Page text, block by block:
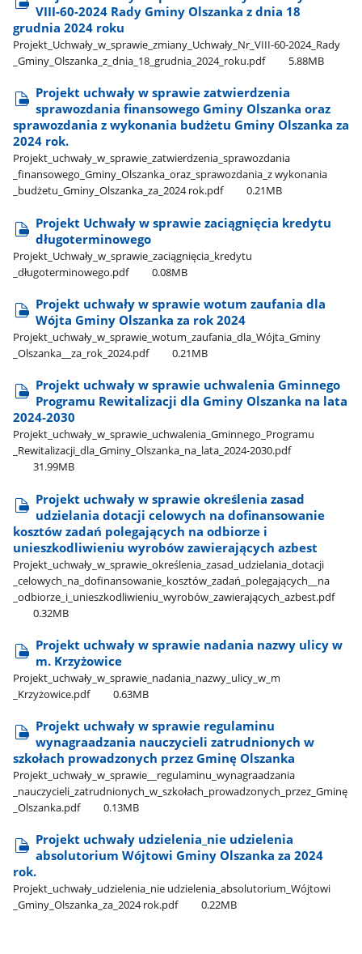
VIII-60-2024 Rady Gminy Olszanka z dnia 18
grudnia 2024 roku
Projekt​_Uchwały​_w​_sprawie​_zmiany​_Uchwały​_Nr​_VIII-60-2024​_Rady​
_Gminy​_Olszanka​_z​_dnia​_18​_grudnia​_2024​_roku.pdf
5.88MB
Projekt uchwały w sprawie zatwierdzenia
sprawozdania finansowego Gminy Olszanka oraz
sprawozdania z wykonania budżetu Gminy Olszanka za
2024 rok.
Projekt​_uchwały​_w​_sprawie​_zatwierdzenia​_sprawozdania​
_finansowego​_Gminy​_Olszanka​_oraz​_sprawozdania​_z wykonania​
_budżetu​_Gminy​_Olszanka​_za​_2024 rok.pdf
0.21MB
Projekt Uchwały w sprawie zaciągnięcia kredytu
długoterminowego
Projekt​_Uchwały​_w​_sprawie​_zaciągnięcia​_kredytu​
_długoterminowego.pdf
0.08MB
Projekt uchwały w sprawie wotum zaufania dla
Wójta Gminy Olszanka za rok 2024
Projekt​_uchwały​_w​_sprawie​_wotum​_zaufania​_dla​_Wójta​_Gminy​
_Olszanka​_​_za​_rok​_2024.pdf
0.21MB
Projekt uchwały w sprawie uchwalenia Gminnego
Programu Rewitalizacji dla Gminy Olszanka na lata
2024-2030
Projekt​_uchwały​_w​_sprawie​_uchwalenia​_Gminnego​_Programu​
_Rewitalizacji​_dla​_Gminy​_Olszanka​_na​_lata​_2024-2030.pdf
31.99MB
Projekt uchwały w sprawie określenia zasad
udzielania dotacji celowych na dofinansowanie
kosztów zadań polegających na odbiorze i
unieszkodliwieniu wyrobów zawierających azbest
Projekt​_uchwały​_w​_sprawie​_określenia​_zasad​_udzielania​_dotacji​
_celowych​_na​_dofinansowanie​_kosztów​_zadań​_polegających​_​_na​
_odbiorze​_i​_unieszkodliwieniu​_wyrobów​_zawierających​_azbest.pdf
0.32MB
Projekt uchwały w sprawie nadania nazwy ulicy w
m. Krzyżowice
Projekt​_uchwały​_w​_sprawie​_nadania​_nazwy​_ulicy​_w​_m​
_Krzyżowice.pdf
0.63MB
Projekt uchwały w sprawie regulaminu
wynagraadzania nauczycieli zatrudnionych w
szkołach prowadzonych przez Gminę Olszanka
Projekt​_uchwały​_w​_sprawie​_​_regulaminu​_wynagraadzania​
_nauczycieli​_zatrudnionych​_w​_szkołach​_prowadzonych​_przez​_Gminę​
_Olszanka.pdf
0.13MB
Projekt uchwały udzielenia​_nie udzielenia
absolutorium Wójtowi Gminy Olszanka za 2024
rok.
Projekt​_uchwały​_udzielenia​_nie udzielenia​_absolutorium​_Wójtowi​
_Gminy​_Olszanka​_za​_2024 rok.pdf
0.22MB